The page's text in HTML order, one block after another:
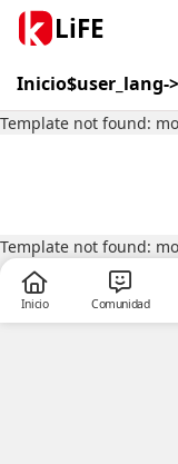
LiFE
Inicio$user_lang-
Template not found:
Template not found:
Inicio Comunidad